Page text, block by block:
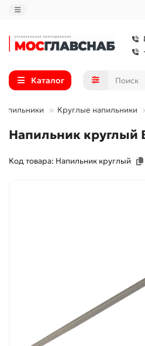
Каталог
Круглые напильники
Напильник круглый
Код товара: Напильник круглый